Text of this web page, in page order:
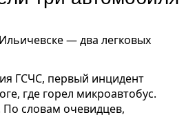
— два легковых
ГСЧС, первый инцидент
где горел микроавтобус.
словам очевидцев,